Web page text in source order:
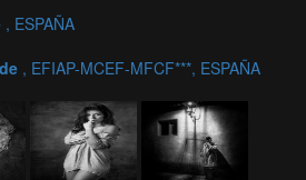
, ESPAÑA
, EFIAP-MCEF-MFCF***, ESPAÑA